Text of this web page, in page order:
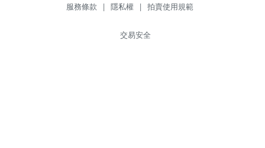
服務條款 | 隱私權 | 拍賣使用規範
交易安全